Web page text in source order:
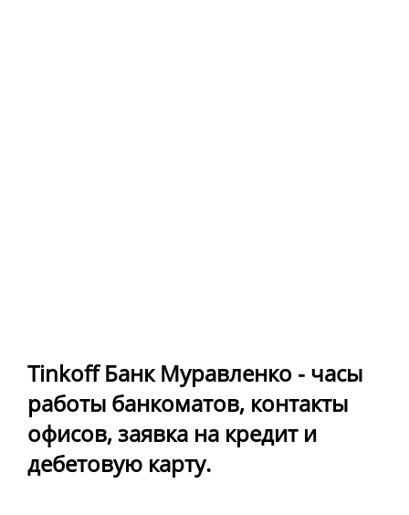
Tinkoff Банк Муравленко - часы
работы банкоматов, контакты
офисов, заявка на кредит и
дебетовую карту.